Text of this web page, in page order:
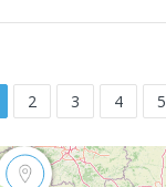
2 3 4 5